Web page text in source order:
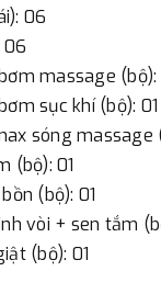
06
massage (bộ):
sục khí (bộ): 01
sóng massage
(bộ): 01
(bộ): 01
vòi + sen tắm
(bộ): 01